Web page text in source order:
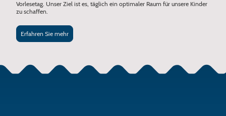
Vorlesetag. Unser Ziel ist es, täglich ein optimaler Raum für unsere Kinder
zu schaffen.
Erfahren Sie mehr